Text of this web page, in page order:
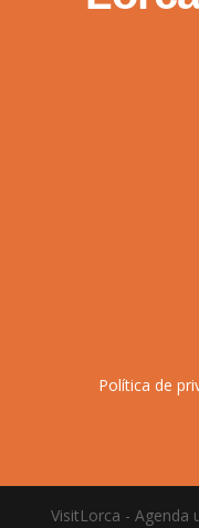
Política de
VisitLorca - Agenda